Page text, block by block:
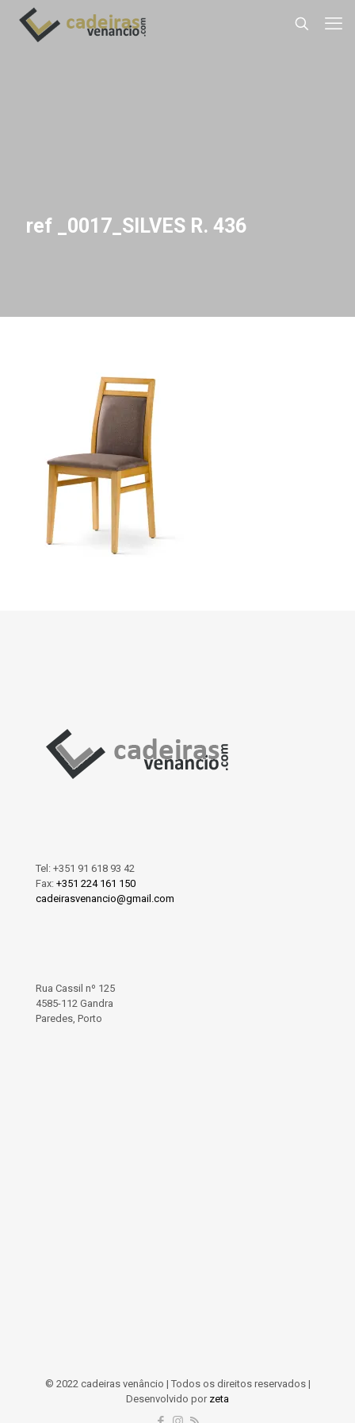
ref _0017_SILVES R. 436
Tel: +351 91 618 93 42
Fax: +351 224 161 150
cadeirasvenancio@gmail.com
Rua Cassil nº 125
4585-112 Gandra
Paredes, Porto
© 2022 cadeiras venâncio | Todos os direitos reservados |
Desenvolvido por zeta